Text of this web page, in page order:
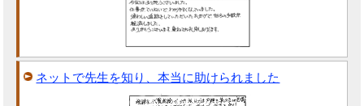
ネットで先生を知り、本当に助けられました